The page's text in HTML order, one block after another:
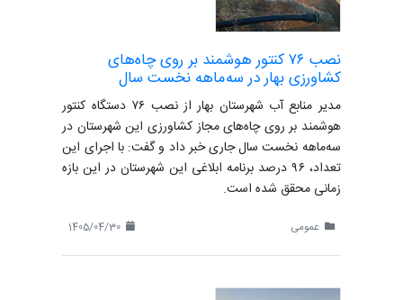
نصب ۷۶ کنتور هوشمند بر روی چاه‌های
کشاورزی بهار در سه‌ماهه نخست سال
مدیر منابع آب شهرستان بهار از نصب ۷۶ دستگاه کنتور
هوشمند بر روی چاه‌های مجاز کشاورزی این شهرستان در
سه‌ماهه نخست سال جاری خبر داد و گفت: با اجرای این
تعداد، ۹۶ درصد برنامه ابلاغی این شهرستان در این بازه
زمانی محقق شده است.
عمومی